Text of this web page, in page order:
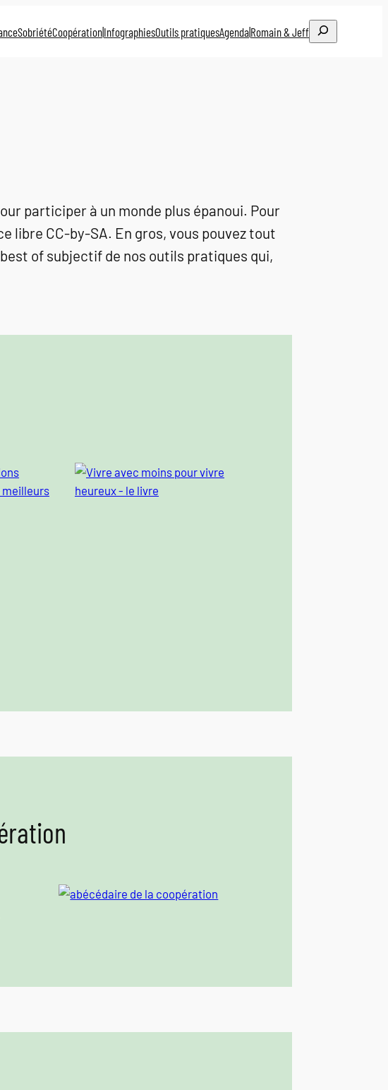
SobriétéCoopération|InfographiesOutils pratiquesAgenda|Romain & JeffRechercher
participer à un monde plus épanoui. Pour
libre CC-by-SA. En gros, vous pouvez tout
best of subjectif de nos outils pratiques qui,